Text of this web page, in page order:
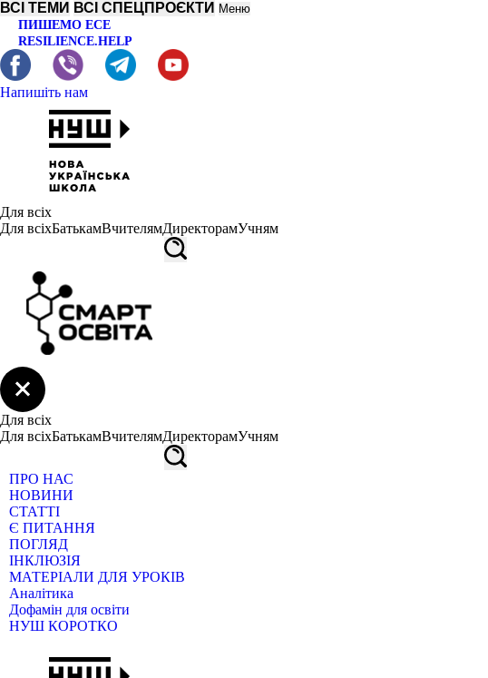
ВСІ ТЕМИ ВСІ СПЕЦПРОЄКТИ Меню
ПИШЕМО ЕСЕ
RESILIENCE.HELP
Напишіть нам
Для всіх
Для всіхБатькамВчителямДиректорамУчням
Для всіх
Для всіхБатькамВчителямДиректорамУчням
ПРО НАС
НОВИНИ
СТАТТІ
Є ПИТАННЯ
ПОГЛЯД
ІНКЛЮЗІЯ
МАТЕРІАЛИ ДЛЯ УРОКІВ
Аналітика
Дофамін для освіти
НУШ КОРОТКО